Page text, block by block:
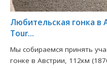
Любительская гонка в
Tour...
Мы собираемся принять
гонке в Австрии, 112км